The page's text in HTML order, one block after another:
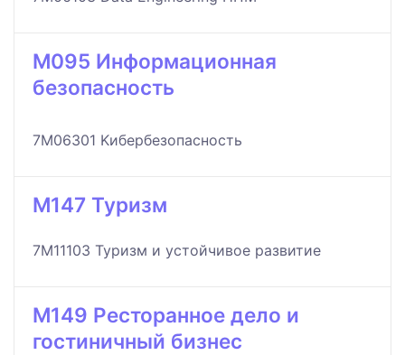
M095 Информационная
безопасность
7M06301 Kибербезопасность
M147 Туризм
7M11103 Туризм и устойчивое развитие
M149 Ресторанное дело и
гостиничный бизнес